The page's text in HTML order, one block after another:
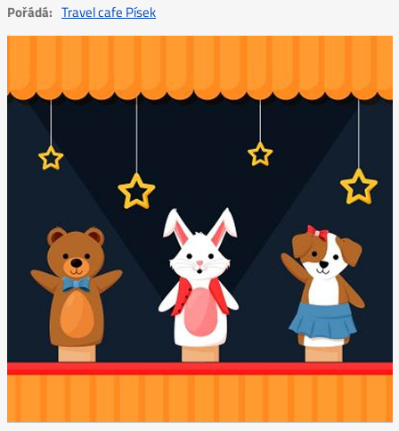
Pořádá: Travel cafe Písek